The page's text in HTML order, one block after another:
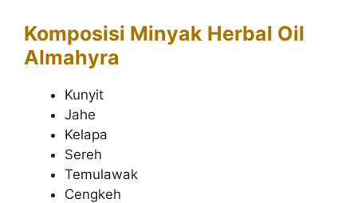
Komposisi Minyak Herbal Oil
Almahyra
Kunyit
Jahe
Kelapa
Sereh
Temulawak
Cengkeh